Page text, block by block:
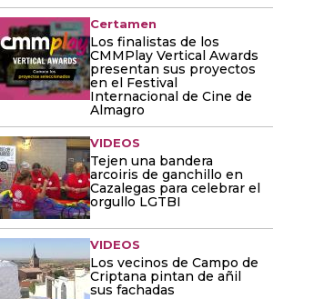
Certamen
Los finalistas de los
CMMPlay Vertical Awards
presentan sus proyectos
en el Festival
Internacional de Cine de
Almagro
VIDEOS
Tejen una bandera
arcoiris de ganchillo en
Cazalegas para celebrar el
orgullo LGTBI
VIDEOS
Los vecinos de Campo de
Criptana pintan de añil
sus fachadas